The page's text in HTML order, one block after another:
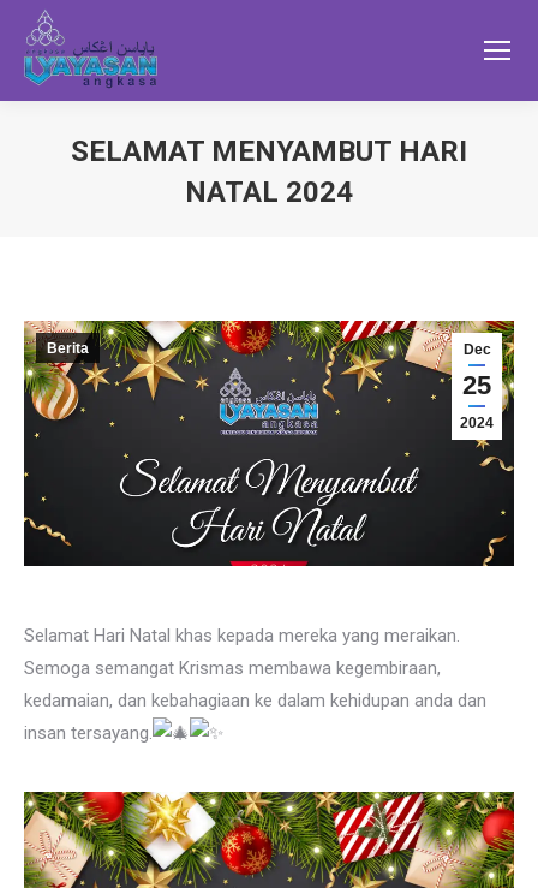
SELAMAT MENYAMBUT HARI
NATAL 2024
Dec
25
2024
Berita
Selamat Hari Natal khas kepada mereka yang meraikan.
Semoga semangat Krismas membawa kegembiraan,
kedamaian, dan kebahagiaan ke dalam kehidupan anda dan
insan tersayang.